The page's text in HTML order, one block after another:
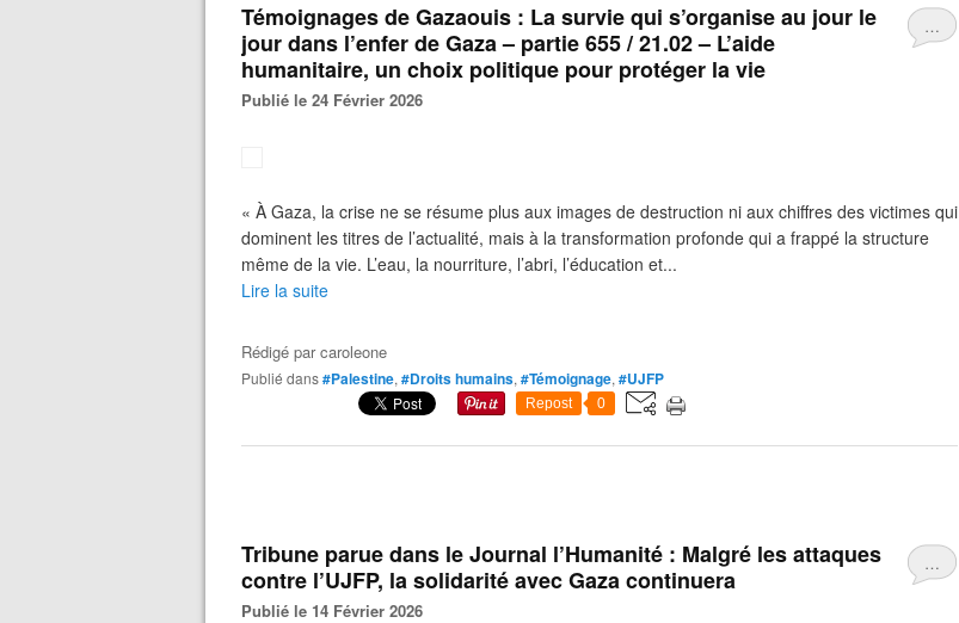
…
Témoignages de Gazaouis : La survie qui s’organise au jour le
jour dans l’enfer de Gaza – partie 655 / 21.02 – L’aide
humanitaire, un choix politique pour protéger la vie
Publié le 24 Février 2026
« À Gaza, la crise ne se résume plus aux images de destruction ni aux chiffres des victimes qui
dominent les titres de l’actualité, mais à la transformation profonde qui a frappé la structure
même de la vie. L’eau, la nourriture, l’abri, l’éducation et...
Lire la suite
Rédigé parcaroleone
Publié dans#Palestine, #Droits humains, #Témoignage, #UJFP
Repost 0
…
Tribune parue dans le Journal l’Humanité : Malgré les attaques
contre l’UJFP, la solidarité avec Gaza continuera
Publié le 14 Février 2026